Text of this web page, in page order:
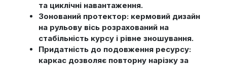
та циклічні навантаження.
Зонований протектор: кермовий дизайн
на рульову вісь розрахований на
стабільність курсу і рівне зношування.
Придатність до подовження ресурсу:
каркас дозволяє повторну нарізку за